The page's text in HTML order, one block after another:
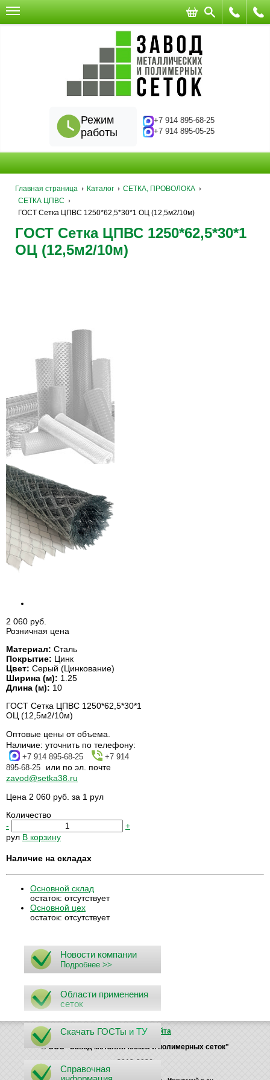
+7 914 895-68-25
+7 914 895-05-25
Режим
работы
Главная страница Каталог
СЕТКА, ПРОВОЛОКА
СЕТКА ЦПВС
ГОСТ Сетка ЦПВС 1250*62,5*30*1 ОЦ (12,5м2/10м)
ГОСТ Сетка ЦПВС 1250*62,5*30*1
ОЦ (12,5м2/10м)
2 060 руб.
Розничная цена
Материал: Сталь
Покрытие: Цинк
Цвет: Серый (Цинкование)
Ширина (м): 1.25
Длина (м): 10
ГОСТ Сетка ЦПВС 1250*62,5*30*1
ОЦ (12,5м2/10м)
Оптовые цены от объема.
Наличие: уточнить по телефону:
+7 914 895-68-25
+7 914
895-68-25
или по эл. почте
zavod@setka38.ru
Цена 2 060 руб. за 1 рул
Количество
-
+
рул В корзину
Наличие на складах
Основной склад
остаток: отсутствует
Основной цех
остаток: отсутствует
Новости компании
Подробнее >>
Области применения
сеток
Скачать ГОСТы и ТУ
Справочная
Поиск
Карта сайта
© ООО "Завод металлических и полимерных сеток"
2012-2026